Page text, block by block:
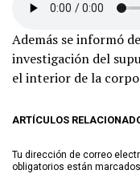
Además se informó
investigación del
el interior de la
ARTÍCULOS
Tu dirección de correo
obligatorios están